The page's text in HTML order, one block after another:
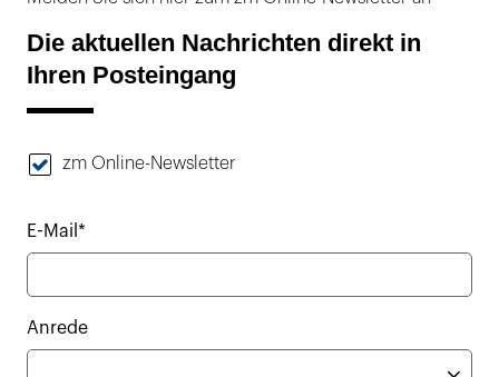
Die aktuellen Nachrichten direkt in
Ihren Posteingang
zm Online-Newsletter
E-Mail*
Anrede